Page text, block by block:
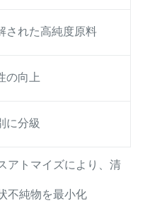
された高純度原料
の向上
に分級
アトマイズにより、清
不純物を最小化